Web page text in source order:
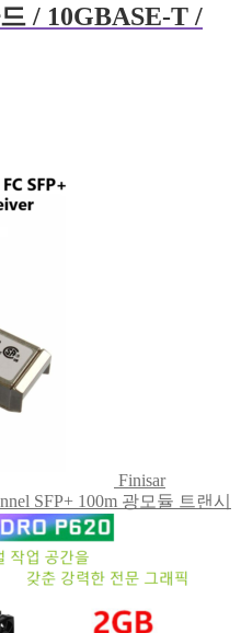
/ 10GBASE-T /
Finisar
SFP+ 100m 광모듈 트랜시